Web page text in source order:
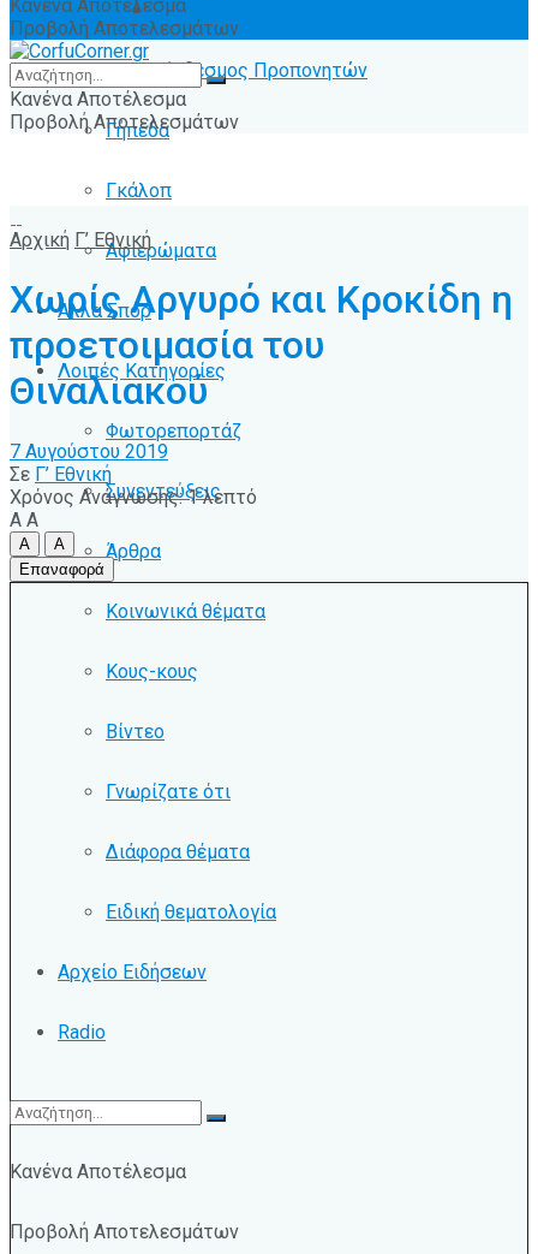
Ειδήσεις
Σύνδεσμος Προπονητών
Γήπεδα
Γκάλοπ
Αφιερώματα
Άλλα Σπόρ
Λοιπές Κατηγορίες
Φωτορεπορτάζ
Συνεντεύξεις
Άρθρα
Κοινωνικά θέματα
Κους-κους
Βίντεο
Γνωρίζατε ότι
Διάφορα θέματα
Ειδική θεματολογία
Αρχείο Ειδήσεων
Radio
Κανένα Αποτέλεσμα
Προβολή Αποτελεσμάτων
Κανένα Αποτέλεσμα
Προβολή Αποτελεσμάτων
Κανένα Αποτέλεσμα
Προβολή Αποτελεσμάτων
Αρχική Γ’ Εθνική
Χωρίς Αργυρό και Κροκίδη η
προετοιμασία του
Θιναλιακού
7 Αυγούστου 2019
Σε Γ’ Εθνική
Χρόνος Ανάγνωσης: 1 λεπτό
A A
A
A
Επαναφορά